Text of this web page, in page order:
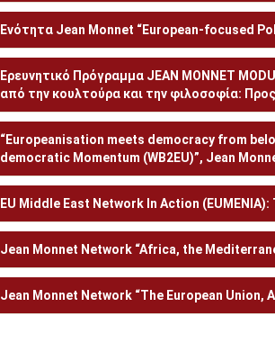
Ενότητα Jean Monnet “European-focused
Ερευνητικό Πρόγραμμα JEAN MONNET
από την κουλτούρα και την φιλοσοφία:
“Europeanisation meets democracy from
democratic Momentum (WB2EU)”, Jean
EU Middle East Network In Action
Jean Monnet Network “Africa, the
Jean Monnet Network “The European Union,